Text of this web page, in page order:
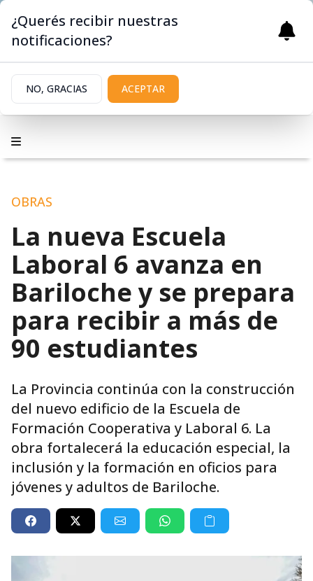
OBRAS
La nueva Escuela
Laboral 6 avanza en
Bariloche y se prepara
para recibir a más de
90 estudiantes
La Provincia continúa con la construcción
del nuevo edificio de la Escuela de
Formación Cooperativa y Laboral 6. La
obra fortalecerá la educación especial, la
inclusión y la formación en oficios para
jóvenes y adultos de Bariloche.
¿Querés recibir nuestras
notificaciones?
NO, GRACIAS ACEPTAR